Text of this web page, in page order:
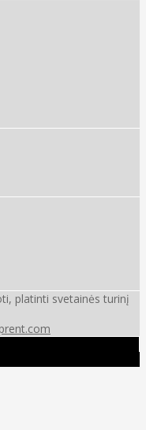
platinti svetainės turinį